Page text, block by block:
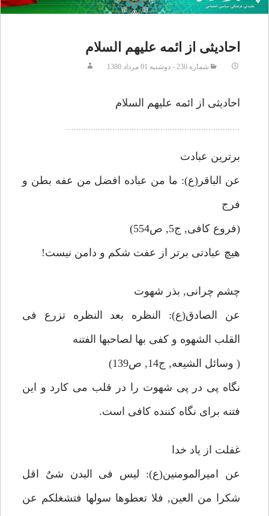
احاديثى از ائمه عليهم السلام
شماره 236 - دوشنبه 01 مرداد 1380
احاديثى از ائمه عليهم السلام
برترين عبادت
عن الباقر(ع): ما من عباده افضل من عفه بطن و
فرج
(فروع كافى, ج5, ص554)
هيچ عبادتى برتر از عفت شكم و دامن نيست!
چشم چرانى, بذر شهوت
عن الصادق(ع): النظره بعد النظره تزرع فى
القلب الشهوه و كفى بها لصاحبها الفتنه
( وسائل الشيعه, ج14, ص139)
نگاه پى در پى شهوت را در قلب مى كارد و اين
فتنه براى نگاه كننده كافى است.
غفلت از ياد خدا
عن اميرالمومنين(ع): ليس فى البدن شىٌ اقل
شكرا من العين, فلا تعطوها سولها فتشغلكم عن